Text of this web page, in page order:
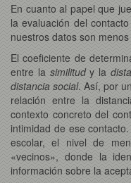
En cuanto al papel que
la evaluación del
nuestros datos son
El coeficiente de
entre la similitudy la
distancia social. Así, por
relación entre la
contexto concreto del
intimidad de ese
escolar, el nivel de
«vecinos», donde la
información sobre la